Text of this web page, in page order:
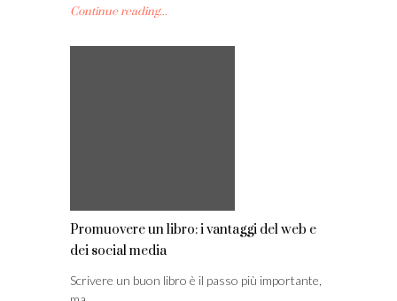
Continue reading...
Promuovere un libro: i vantaggi del web e
dei social media
Scrivere un buon libro è il passo più importante,